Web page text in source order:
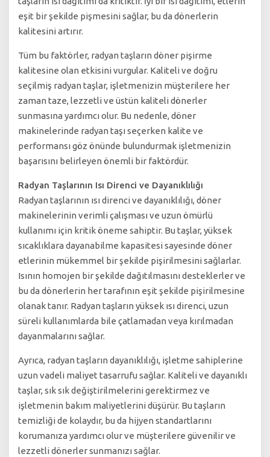
eşit bir şekilde pişmesini sağlar, bu da dönerlerin
kalitesini artırır.
Tüm bu faktörler, radyan taşların döner pişirme
kalitesine olan etkisini vurgular. Kaliteli ve doğru
seçilmiş radyan taşlar, işletmenizin müşterilere her
zaman taze, lezzetli ve üstün kaliteli dönerler
sunmasına yardımcı olur. Bu nedenle, döner
makinelerinde radyan taşı seçerken kalite ve
performansı göz önünde bulundurmak işletmenizin
başarısını belirleyen önemli bir faktördür.
Radyan Taşlarının Isı Direnci ve Dayanıklılığı
Radyan taşlarının ısı direnci ve dayanıklılığı, döner
makinelerinin verimli çalışması ve uzun ömürlü
kullanımı için kritik öneme sahiptir. Bu taşlar, yüksek
sıcaklıklara dayanabilme kapasitesi sayesinde döner
etlerinin mükemmel bir şekilde pişirilmesini sağlarlar.
Isının homojen bir şekilde dağıtılmasını desteklerler ve
bu da dönerlerin her tarafının eşit şekilde pişirilmesine
olanak tanır. Radyan taşların yüksek ısı direnci, uzun
süreli kullanımlarda bile çatlamadan veya kırılmadan
dayanmalarını sağlar.
Ayrıca, radyan taşların dayanıklılığı, işletme sahiplerine
uzun vadeli maliyet tasarrufu sağlar. Kaliteli ve dayanıklı
taşlar, sık sık değiştirilmelerini gerektirmez ve
işletmenin bakım maliyetlerini düşürür. Bu taşların
temizliği de kolaydır, bu da hijyen standartlarını
korumanıza yardımcı olur ve müşterilere güvenilir ve
lezzetli dönerler sunmanızı sağlar.